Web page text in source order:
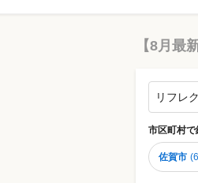
【8月最新
リフレ
市区町村で
佐賀市 (